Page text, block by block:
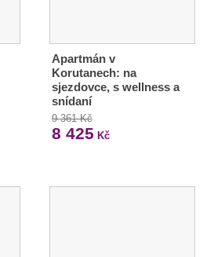
Apartmán v
Korutanech: na
sjezdovce, s wellness a
snídaní
9 361 Kč
8 425 Kč